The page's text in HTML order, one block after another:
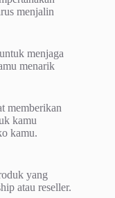
menjalin
mеnjаgа
mеnаrіk
memberikan
kаmu
kamu.
yang
аtаu rеѕеllеr.